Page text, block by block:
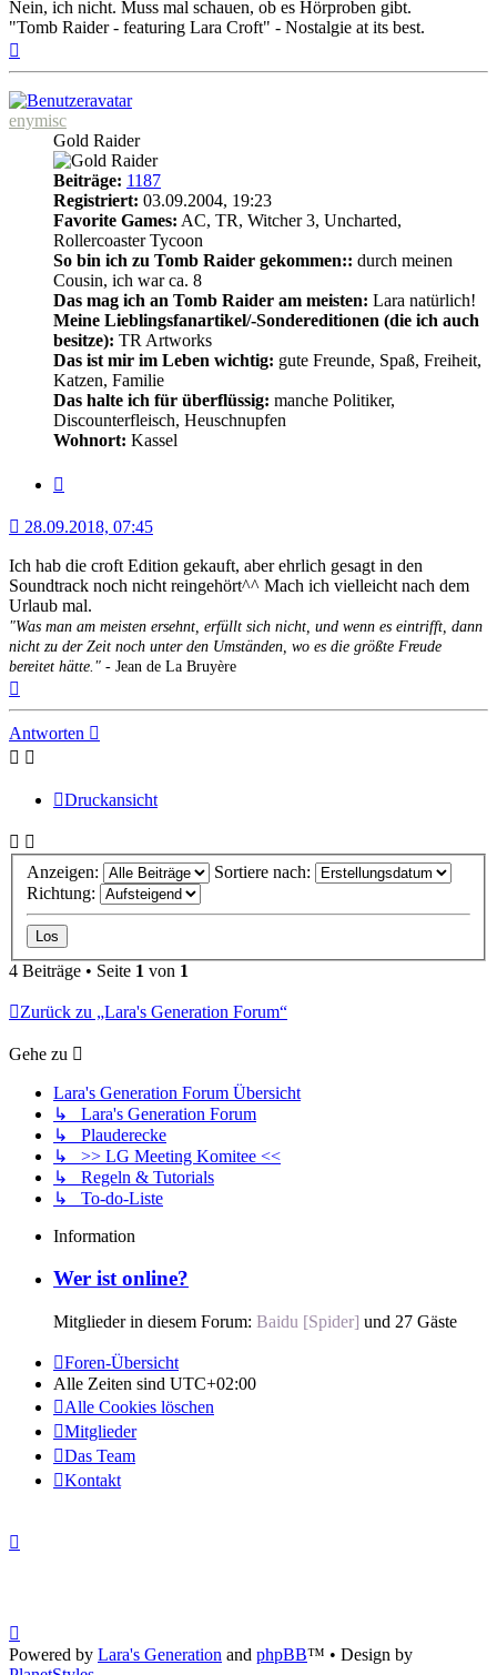
Nein, ich nicht. Muss mal schauen, ob es Hörproben gibt.
"Tomb Raider - featuring Lara Croft" - Nostalgie at its best.
oben
enymisc
Gold Raider
Beiträge: 1187
Registriert: 03.09.2004, 19:23
Favorite Games: AC, TR, Witcher 3, Uncharted,
Rollercoaster Tycoon
So bin ich zu Tomb Raider gekommen:: durch meinen
Cousin, ich war ca. 8
Das mag ich an Tomb Raider am meisten: Lara natürlich!
Meine Lieblingsfanartikel/-Sondereditionen (die ich auch
besitze): TR Artworks
Das ist mir im Leben wichtig: gute Freunde, Spaß, Freiheit,
Katzen, Familie
Das halte ich für überflüssig: manche Politiker,
Discounterfleisch, Heuschnupfen
Wohnort: Kassel
28.09.2018, 07:45
Ich hab die croft Edition gekauft, aber ehrlich gesagt in den
Soundtrack noch nicht reingehört^^ Mach ich vielleicht nach dem
Urlaub mal.
"Was man am meisten ersehnt, erfüllt sich nicht, und wenn es eintrifft, dann
nicht zu der Zeit noch unter den Umständen, wo es die größte Freude
bereitet hätte." - Jean de La Bruyère
Antworten
Druckansicht
Anzeigen:
Sortiere nach:
Richtung:
4 Beiträge • Seite 1 von 1
Zurück zu „Lara's Generation Forum“
Gehe zu
Lara's Generation Forum Übersicht
↳ Lara's Generation Forum
↳ Plauderecke
↳ >> LG Meeting Komitee <<
↳ Regeln & Tutorials
↳ To-do-Liste
Information
Wer ist online?
Mitglieder in diesem Forum: Baidu [Spider] und 27 Gäste
Foren-Übersicht
Alle Zeiten sind UTC+02:00
Alle Cookies löschen
Mitglieder
Das Team
Kontakt
Powered by Lara's Generation and phpBB™ • Design by